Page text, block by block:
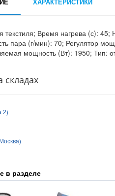
текстиля; Время нагрева (с):
пара (г/мин): 70; Регулятор
мощность (Вт): 1950; Тип:
складах
2)
в разделе